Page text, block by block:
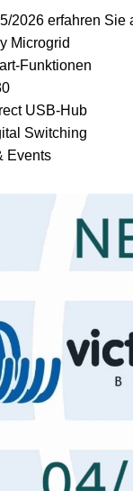
2026 erfahren
Microgrid
Funktionen
USB-Hub
Switching
Events